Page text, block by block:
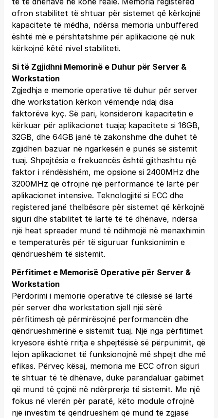
ofron stabilitet të shtuar për sistemet që kërkojnë
kapacitete të mëdha, ndërsa memoria unbuffered
është më e përshtatshme për aplikacione që nuk
kërkojnë këtë nivel stabiliteti.
Si të Zgjidhni Memorinë e Duhur për Server &
Workstation
Zgjedhja e memorie operative të duhur për server
dhe workstation kërkon vëmendje ndaj disa
faktorëve kyç. Së pari, konsideroni kapacitetin e
kërkuar për aplikacionet tuaja; kapacitete si 16GB,
32GB, dhe 64GB janë të zakonshme dhe duhet të
zgjidhen bazuar në ngarkesën e punës së sistemit
tuaj. Shpejtësia e frekuencës është gjithashtu një
faktor i rëndësishëm, me opsione si 2400MHz dhe
3200MHz që ofrojnë një performancë të lartë për
aplikacionet intensive. Teknologjitë si ECC dhe
registered janë thelbësore për sistemet që kërkojnë
siguri dhe stabilitet të lartë të të dhënave, ndërsa
një heat spreader mund të ndihmojë në menaxhimin
e temperaturës për të siguruar funksionimin e
qëndrueshëm të sistemit.
Përfitimet e Memorisë Operative për Server &
Workstation
Përdorimi i memorie operative të cilësisë së lartë
për server dhe workstation sjell një sërë
përfitimesh që përmirësojnë performancën dhe
qëndrueshmërinë e sistemit tuaj. Një nga përfitimet
kryesore është rritja e shpejtësisë së përpunimit, që
lejon aplikacionet të funksionojnë më shpejt dhe më
efikas. Përveç kësaj, memoria me ECC ofron siguri
të shtuar të të dhënave, duke parandaluar gabimet
që mund të çojnë në ndërprerje të sistemit. Me një
fokus në vlerën për paratë, këto module ofrojnë
një investim të qëndrueshëm që mund të zgjasë